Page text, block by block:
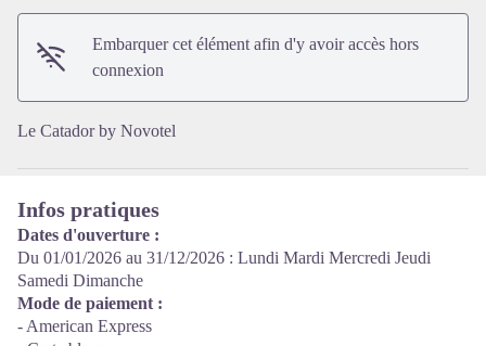
Embarquer cet élément afin d'y avoir accès hors
connexion
Le Catador by Novotel
Infos pratiques
Dates d'ouverture :
Du 01/01/2026 au 31/12/2026 : Lundi Mardi Mercredi Jeudi
Samedi Dimanche
Mode de paiement :
- American Express